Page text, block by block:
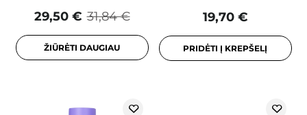
31,84 €
29,50 €
ŽIŪRĖTI DAUGIAU
19,70 €
PRIDĖTI Į KREPŠELĮ